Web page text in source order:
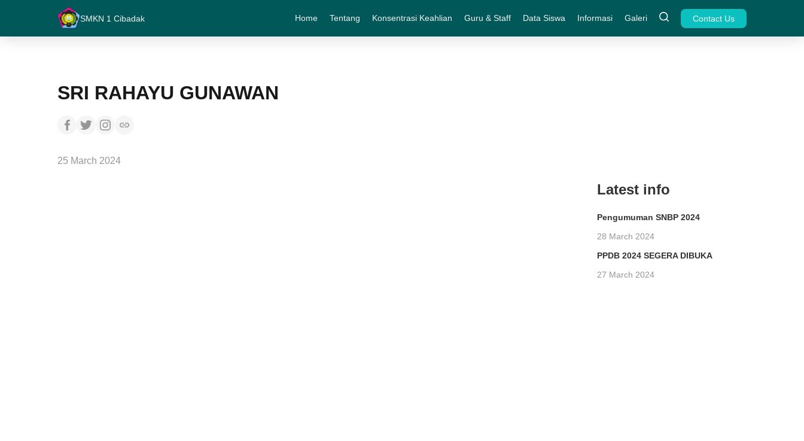
SMKN 1 Cibadak Home Tentang Konsentrasi Keahlian Guru & Staff Data Siswa Informasi Galeri Contact Us
SRI RAHAYU GUNAWAN
25 March 2024
Latest info
Pengumuman SNBP 2024
28 March 2024
PPDB 2024 SEGERA DIBUKA
27 March 2024